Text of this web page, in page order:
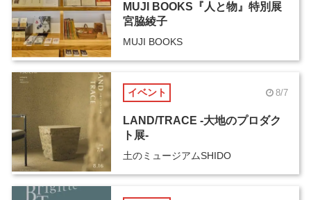
MUJI BOOKS『人と物』特別展
宮脇綾子
MUJI BOOKS
イベント 8/7
LAND/TRACE -大地のプロダク
ト展-
土のミュージアムSHIDO